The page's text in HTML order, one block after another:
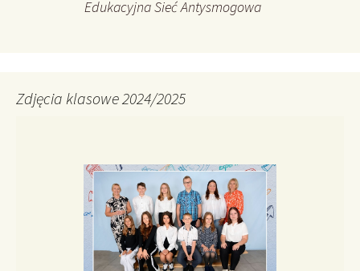
Edukacyjna Sieć Antysmogowa
Zdjęcia klasowe 2024/2025